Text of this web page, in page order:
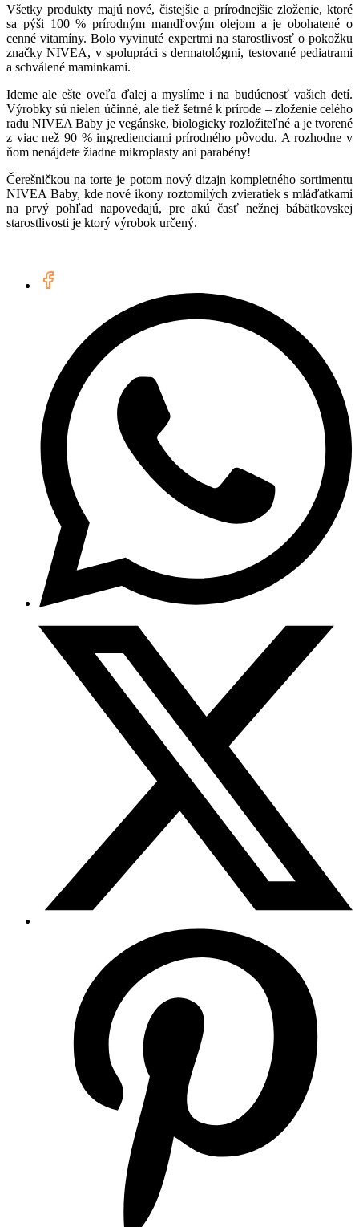
Všetky produkty majú nové, čistejšie a prírodnejšie zloženie, ktoré
sa pýši 100 % prírodným mandľovým olejom a je obohatené o
cenné vitamíny. Bolo vyvinuté expertmi na starostlivosť o pokožku
značky NIVEA, v spolupráci s dermatológmi, testované pediatrami
a schválené maminkami.
Ideme ale ešte oveľa ďalej a myslíme i na budúcnosť vašich detí.
Výrobky sú nielen účinné, ale tiež šetrné k prírode – zloženie celého
radu NIVEA Baby je vegánske, biologicky rozložiteľné a je tvorené
z viac než 90 % ingredienciami prírodného pôvodu. A rozhodne v
ňom nenájdete žiadne mikroplasty ani parabény!
Čerešničkou na torte je potom nový dizajn kompletného sortimentu
NIVEA Baby, kde nové ikony roztomilých zvieratiek s mláďatkami
na prvý pohľad napovedajú, pre akú časť nežnej bábätkovskej
starostlivosti je ktorý výrobok určený.